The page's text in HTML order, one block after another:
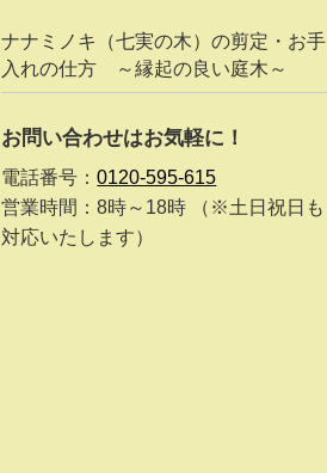
ナナミノキ（七実の木）の剪定・お手
入れの仕方 ～縁起の良い庭木～
お問い合わせはお気軽に！
電話番号：0120-595-615
営業時間：8時～18時 （※土日祝日も
対応いたします）